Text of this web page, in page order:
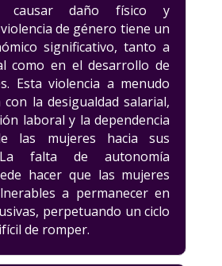
causar daño físico y
de género tiene un
significativo, tanto a
como en el desarrollo de
Esta violencia a menudo
con la desigualdad salarial,
laboral y la dependencia
las mujeres hacia sus
falta de autonomía
hacer que las mujeres
a permanecer en
perpetuando un ciclo
de romper.